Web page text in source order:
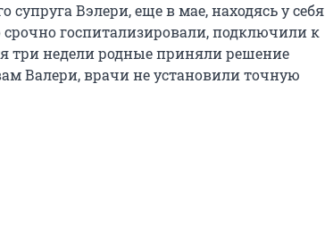
супруга Вэлери, еще в мае, находясь у себя
срочно госпитализировали, подключили к
три недели родные приняли решение
Валери, врачи не установили точную